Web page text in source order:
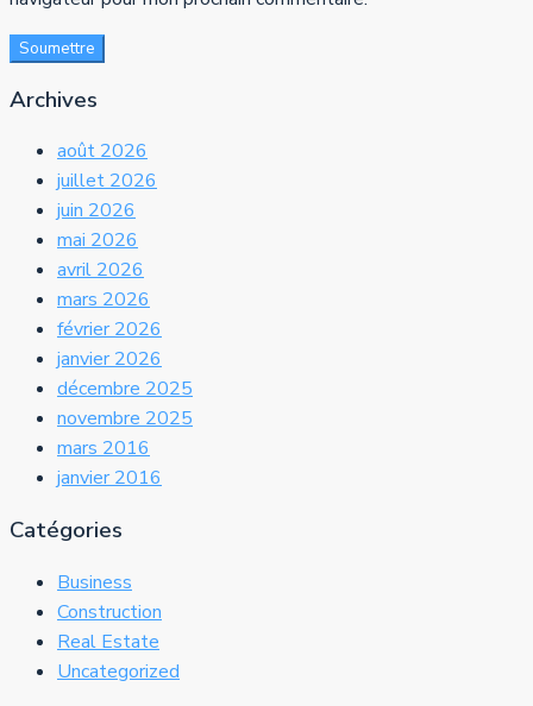
Soumettre
Archives
août 2026
juillet 2026
juin 2026
mai 2026
avril 2026
mars 2026
février 2026
janvier 2026
décembre 2025
novembre 2025
mars 2016
janvier 2016
Catégories
Business
Construction
Real Estate
Uncategorized